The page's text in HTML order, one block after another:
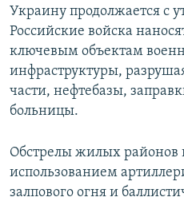
Украину продолжается с
Российские войска
ключевым объектам
инфраструктуры,
части, нефтебазы,
больницы.
Обстрелы жилых районов
использованием
залпового огня и